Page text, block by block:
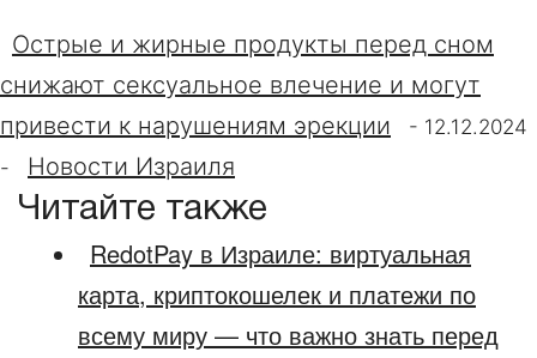
Острые и жирные продукты перед сном
снижают сексуальное влечение и могут
привести к нарушениям эрекции
- 12.12.2024
-
Новости Израиля
Читайте также
RedotPay в Израиле: виртуальная
карта, криптокошелек и платежи по
всему миру — что важно знать перед